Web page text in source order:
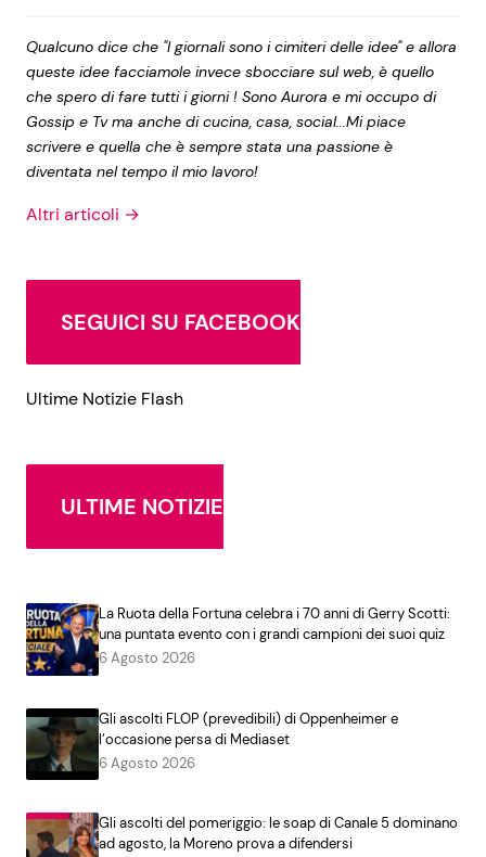
Qualcuno dice che "I giornali sono i cimiteri delle idee" e allora
queste idee facciamole invece sbocciare sul web, è quello
che spero di fare tutti i giorni ! Sono Aurora e mi occupo di
Gossip e Tv ma anche di cucina, casa, social...Mi piace
scrivere e quella che è sempre stata una passione è
diventata nel tempo il mio lavoro!
Altri articoli →
SEGUICI SU FACEBOOK
Ultime Notizie Flash
ULTIME NOTIZIE
La Ruota della Fortuna celebra i 70 anni di Gerry Scotti:
una puntata evento con i grandi campioni dei suoi quiz
6 Agosto 2026
Gli ascolti FLOP (prevedibili) di Oppenheimer e
l’occasione persa di Mediaset
6 Agosto 2026
Gli ascolti del pomeriggio: le soap di Canale 5 dominano
ad agosto, la Moreno prova a difendersi